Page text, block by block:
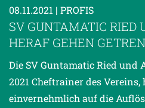
08.11.2021 | PROFIS
SV GUNTAMATIC RIED
HERAF GEHEN
Die SV Guntamatic Ried und
2021 Cheftrainer des Vereins,
einvernehmlich auf die